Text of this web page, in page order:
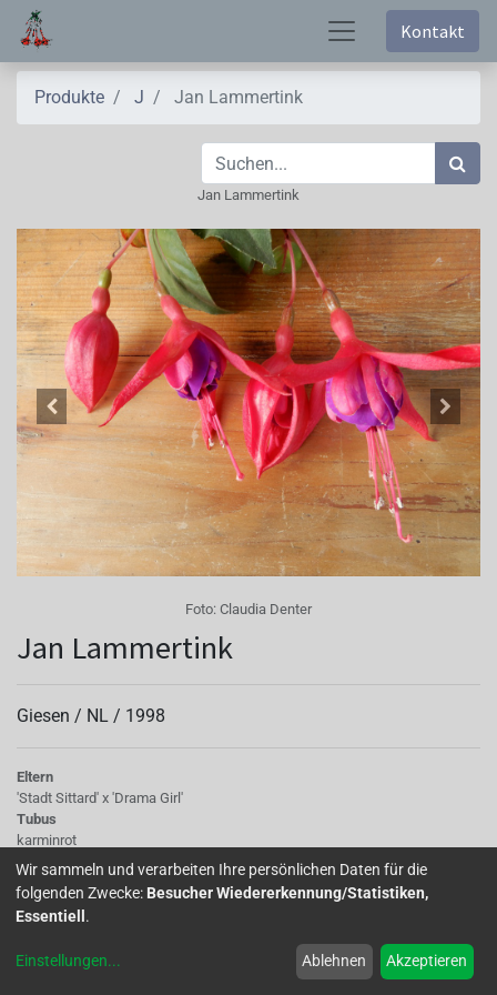
Kontakt
Produkte J Jan Lammertink
Jan Lammertink
Foto: Claudia Denter
Jan Lammertink
Giesen / NL / 1998
Eltern
'Stadt Sittard' x 'Drama Girl'
Tubus
karminrot
Sepalen
karminrot
Korolle/Petalen
d. violettblau mit rosa Flamme
rosa
Wir sammeln und verarbeiten Ihre persönlichen Daten für die
folgenden Zwecke: Besucher Wiedererkennung/Statistiken,
Essentiell .
Einstellungen... Ablehnen Akzeptieren